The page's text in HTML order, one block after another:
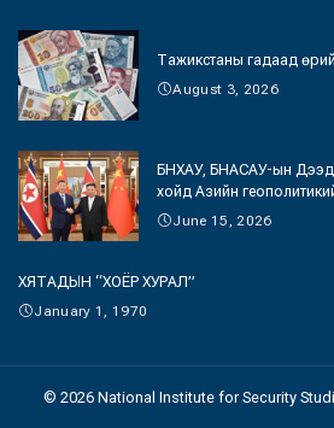
Тажикстаны гадаад
August 3, 2026
БНХАУ, БНАСАУ-ын Дээд
хойд Азийн
June 15, 2026
ХЯТАДЫН “ХОЁР ХУРАЛ”
January 1, 1970
© 2026 National Institute for Security